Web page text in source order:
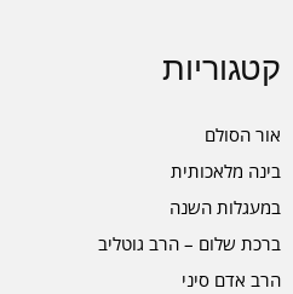
קטגוריות
אור הסולם
בינה מלאכותית
במעגלות השנה
ברכת שלום – הרב גוטליב
הרב אדם סיני